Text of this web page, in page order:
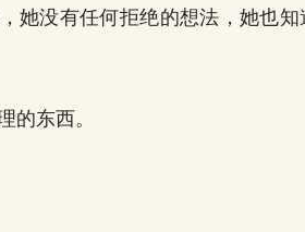
她没有任何拒绝的想法，她也
的东西。